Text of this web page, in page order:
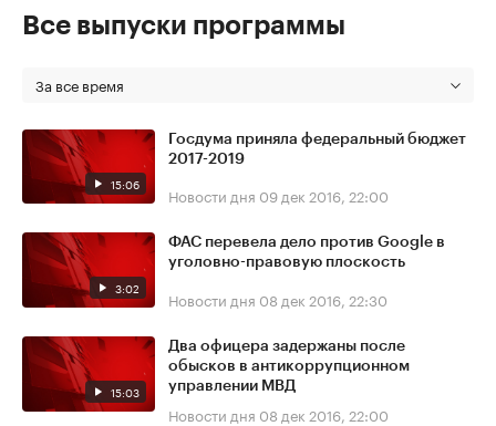
Все выпуски программы
За все время
15:06
Госдума приняла федеральный бюджет
2017-2019
Новости дня 09 дек 2016, 22:00
3:02
ФАС перевела дело против Google в
уголовно-правовую плоскость
Новости дня 08 дек 2016, 22:30
15:03
Два офицера задержаны после
обысков в антикоррупционном
управлении МВД
Новости дня 08 дек 2016, 22:00